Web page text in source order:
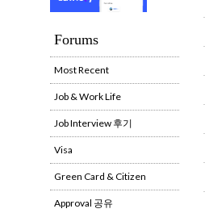
Forums
Most Recent
Job & Work Life
Job Interview 후기
Visa
Green Card & Citizen
Approval 공유